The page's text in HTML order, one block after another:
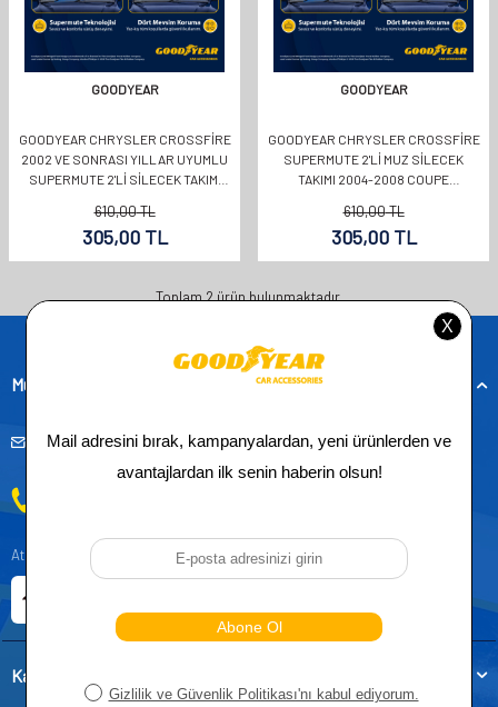
GOODYEAR
GOODYEAR CHRYSLER CROSSFIRE
2002 VE SONRASI YILLAR UYUMLU
SUPERMUTE 2'LI SILECEK TAKIMI
610,00TL
305,00TL
GOODYEAR
GOODYEAR CHRYSLER CROSSFIRE
SUPERMUTE 2'LI MUZ SILECEK
TAKIMI 2004-2008 COUPE
610,00TL
305,00TL
Toplam2ürün bulunmaktadır.
Müşteri Hizmetleri
musteridestek@goodyearotoaksesuar.com.tr
Atatürk, Kıraç Mevkii, Orhan Veli Cd. D:No:19, 34522 Esenyurt/İstanbul
Kategoriler